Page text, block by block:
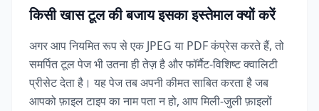
किसी खास टूल की बजाय इसका इस्तेमाल क्यों करें
अगर आप नियमित रूप से एक JPEG या PDF कंप्रेस करते हैं, तो
समर्पित टूल पेज भी उतना ही तेज़ है और फॉर्मैट-विशिष्ट क्वालिटी
प्रीसेट देता है। यह पेज तब अपनी कीमत साबित करता है जब
आपको फ़ाइल टाइप का नाम पता न हो, आप मिली-जुली फ़ाइलों